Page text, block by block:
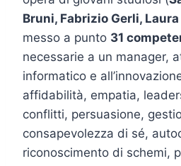
Bruni, Fabrizio Gerli,
messo a punto 31
necessarie a un manager,
informatico e
affidabilità, empatia,
conflitti, persuasione,
consapevolezza di sé,
riconoscimento di schemi,